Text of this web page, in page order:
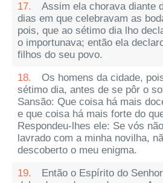
17.
Assim ela chorava diante
dias em que celebravam as
pois, que ao sétimo dia lho
o importunava; então ela
filhos do seu povo.
18.
Os homens da cidade,
sétimo dia, antes de se pôr o
Sansão: Que coisa há mais
e que coisa há mais forte do
Respondeu-lhes ele: Se vós
lavrado com a minha novilha,
descoberto o meu enigma.
19.
Então o Espírito do